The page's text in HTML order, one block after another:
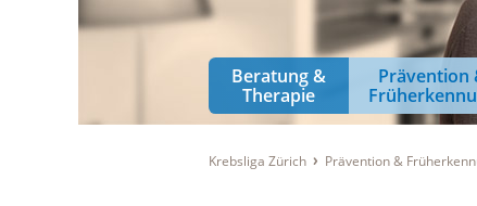
Beratung &
Therapie
Prävention
Krebsliga Zürich Prävention &